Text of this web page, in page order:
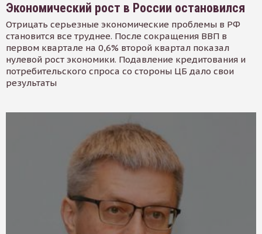
Экономический рост в России остановился
Отрицать серьезные экономические проблемы в РФ
становится все труднее. После сокращения ВВП в
первом квартале на 0,6% второй квартал показал
нулевой рост экономики. Подавление кредитования и
потребительского спроса со стороны ЦБ дало свои
результаты